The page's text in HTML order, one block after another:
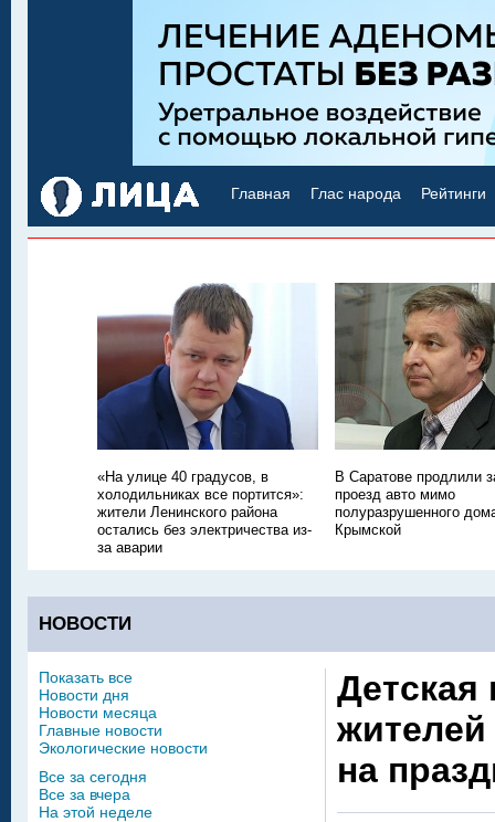
Главная Глас народа Рейтинги
«На улице 40 градусов, в
холодильниках все портится»:
жители Ленинского района
остались без электричества из-
за аварии
В Саратове продлили
проезд авто мимо
полуразрушенного
Крымской
НОВОСТИ
жителей
на
Показать все
Новости дня
Новости месяца
Главные новости
Экологические новости
Все за сегодня
Все за вчера
На этой неделе